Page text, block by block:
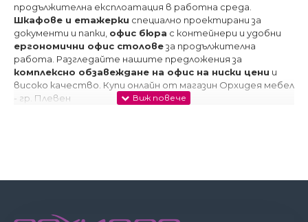
продължителна експлоатация в работна среда.
Шкафове и етажерки специално проектирани за
документи и папки, офис бюра с контейнери и удобни
ергономични офис столовеза продължителна
работа. Разгледайте нашите предложения за
комплексно обзавеждане на офис на ниски цени и
високо качество. Купи онлайн от магазин Орхидея мебел
- гр. Плевен